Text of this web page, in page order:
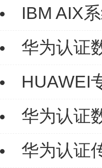
IBM AIX
华为认证
HUAWEI
华为认证
华为认证